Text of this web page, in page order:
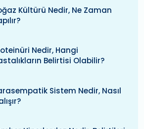
Kültürü Nedir, Ne Zaman
Nedir, Hangi
Belirtisi Olabilir?
Sistem Nedir, Nasıl